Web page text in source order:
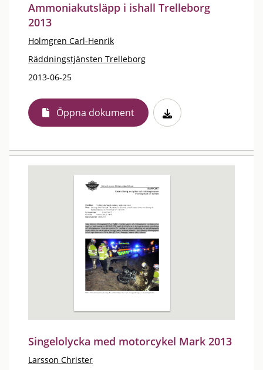
Ammoniakutsläpp i ishall Trelleborg
2013
Holmgren Carl-Henrik
Räddningstjänsten Trelleborg
2013-06-25
Öppna dokument
Singelolycka med motorcykel Mark 2013
Larsson Christer